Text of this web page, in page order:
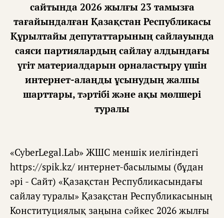
сайтында 2026 жылғы 23 тамызға
тағайындалған Қазақстан Республикасы
Құрылтайы депутаттарының сайлауында
саяси партиялардың сайлау алдындағы
үгіт материалдарын орналастыру үшін
интернет-алаңды ұсынудың жалпы
шарттары, тəртібі жəне ақы мөлшері
туралы
«CyberLegal.Lab» ЖШС меншік иелігіндегі
https://spik.kz/ интернет-басылымы (бұдан
əрі - Сайт) «Қазақстан Республикасындағы
сайлау туралы» Қазақстан Республикасының
Конституциялық заңына сəйкес 2026 жылғы